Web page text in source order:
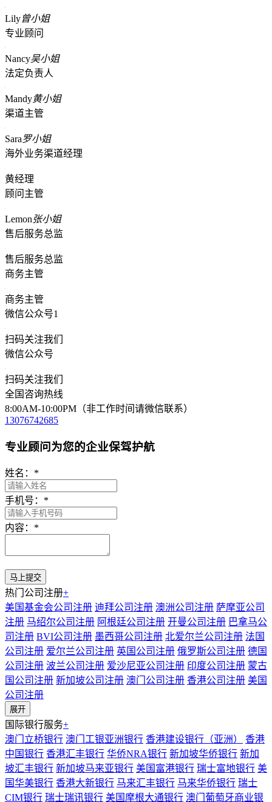
Lily曾小姐
专业顾问
Nancy吴小姐
法定负责人
Mandy黄小姐
渠道主管
Sara罗小姐
海外业务渠道经理
黄经理
顾问主管
Lemon张小姐
售后服务总监
售后服务总监
商务主管
商务主管
微信公众号1
扫码关注我们
微信公众号
扫码关注我们
全国咨询热线
8:00AM-10:00PM（非工作时间请微信联系）
13076742685
专业顾问为您的企业保驾护航
姓名： *
手机号： *
内容： *
热门公司注册+
美国基金会公司注册 迪拜公司注册 澳洲公司注册 萨摩亚公司
注册 马绍尔公司注册 阿根廷公司注册 开曼公司注册 巴拿马公
司注册 BVI公司注册 墨西哥公司注册 北爱尔兰公司注册 法国
公司注册 爱尔兰公司注册 英国公司注册 俄罗斯公司注册 德国
公司注册 波兰公司注册 爱沙尼亚公司注册 印度公司注册 蒙古
国公司注册 新加坡公司注册 澳门公司注册 香港公司注册 美国
公司注册
展开
国际银行服务+
澳门立桥银行 澳门工银亚洲银行 香港建设银行（亚洲）
香港
中国银行 香港汇丰银行 华侨NRA银行 新加坡华侨银行 新加
坡汇丰银行 新加坡马来亚银行 美国富港银行 瑞士富地银行 美
国华美银行 香港大新银行 马来汇丰银行 马来华侨银行 瑞士
CIM银行 瑞士瑞讯银行 美国摩根大通银行 澳门葡萄牙商业银